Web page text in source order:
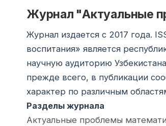
Журнал "Актуальные
Журнал издается с 2017 года.
воспитания» является
научную аудиторию
прежде всего, в публикации
характер по различным
Разделы журнала
Актуальные проблемы